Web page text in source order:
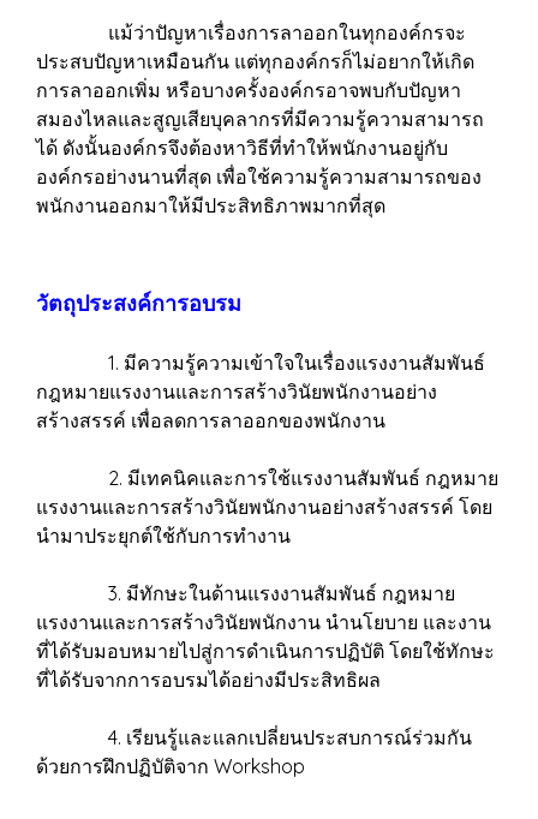
แม้ว่าปัญหาเรื่องการลาออกในทุกองค์กรจะ
ประสบปัญหาเหมือนกัน แต่ทุกองค์กรก็ไม่อยากให้เกิด
การลาออกเพิ่ม หรือบางครั้งองค์กรอาจพบกับปัญหา
สมองไหลและสูญเสียบุคลากรที่มีความรู้ความสามารถ
ได้ ดังนั้นองค์กรจึงต้องหาวิธีที่ทำให้พนักงานอยู่กับ
องค์กรอย่างนานที่สุด เพื่อใช้ความรู้ความสามารถของ
พนักงานออกมาให้มีประสิทธิภาพมากที่สุด
วัตถุประสงค์การอบรม
1. มีความรู้ความเข้าใจในเรื่องแรงงานสัมพันธ์
กฎหมายแรงงานและการสร้างวินัยพนักงานอย่าง
สร้างสรรค์ เพื่อลดการลาออกของพนักงาน
2. มีเทคนิคและการใช้แรงงานสัมพันธ์ กฎหมาย
แรงงานและการสร้างวินัยพนักงานอย่างสร้างสรรค์ โดย
นำมาประยุกต์ใช้กับการทำงาน
3. มีทักษะในด้านแรงงานสัมพันธ์ กฎหมาย
แรงงานและการสร้างวินัยพนักงาน นำนโยบาย และงาน
ที่ได้รับมอบหมายไปสู่การดำเนินการปฏิบัติ โดยใช้ทักษะ
ที่ได้รับจากการอบรมได้อย่างมีประสิทธิผล
4. เรียนรู้และแลกเปลี่ยนประสบการณ์ร่วมกัน
ด้วยการฝึกปฏิบัติจาก Workshop